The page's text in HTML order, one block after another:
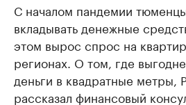
С началом пандемии
вкладывать денежные
этом вырос спрос на
регионах. О том, где
деньги в квадратные метры,
рассказал финансовый